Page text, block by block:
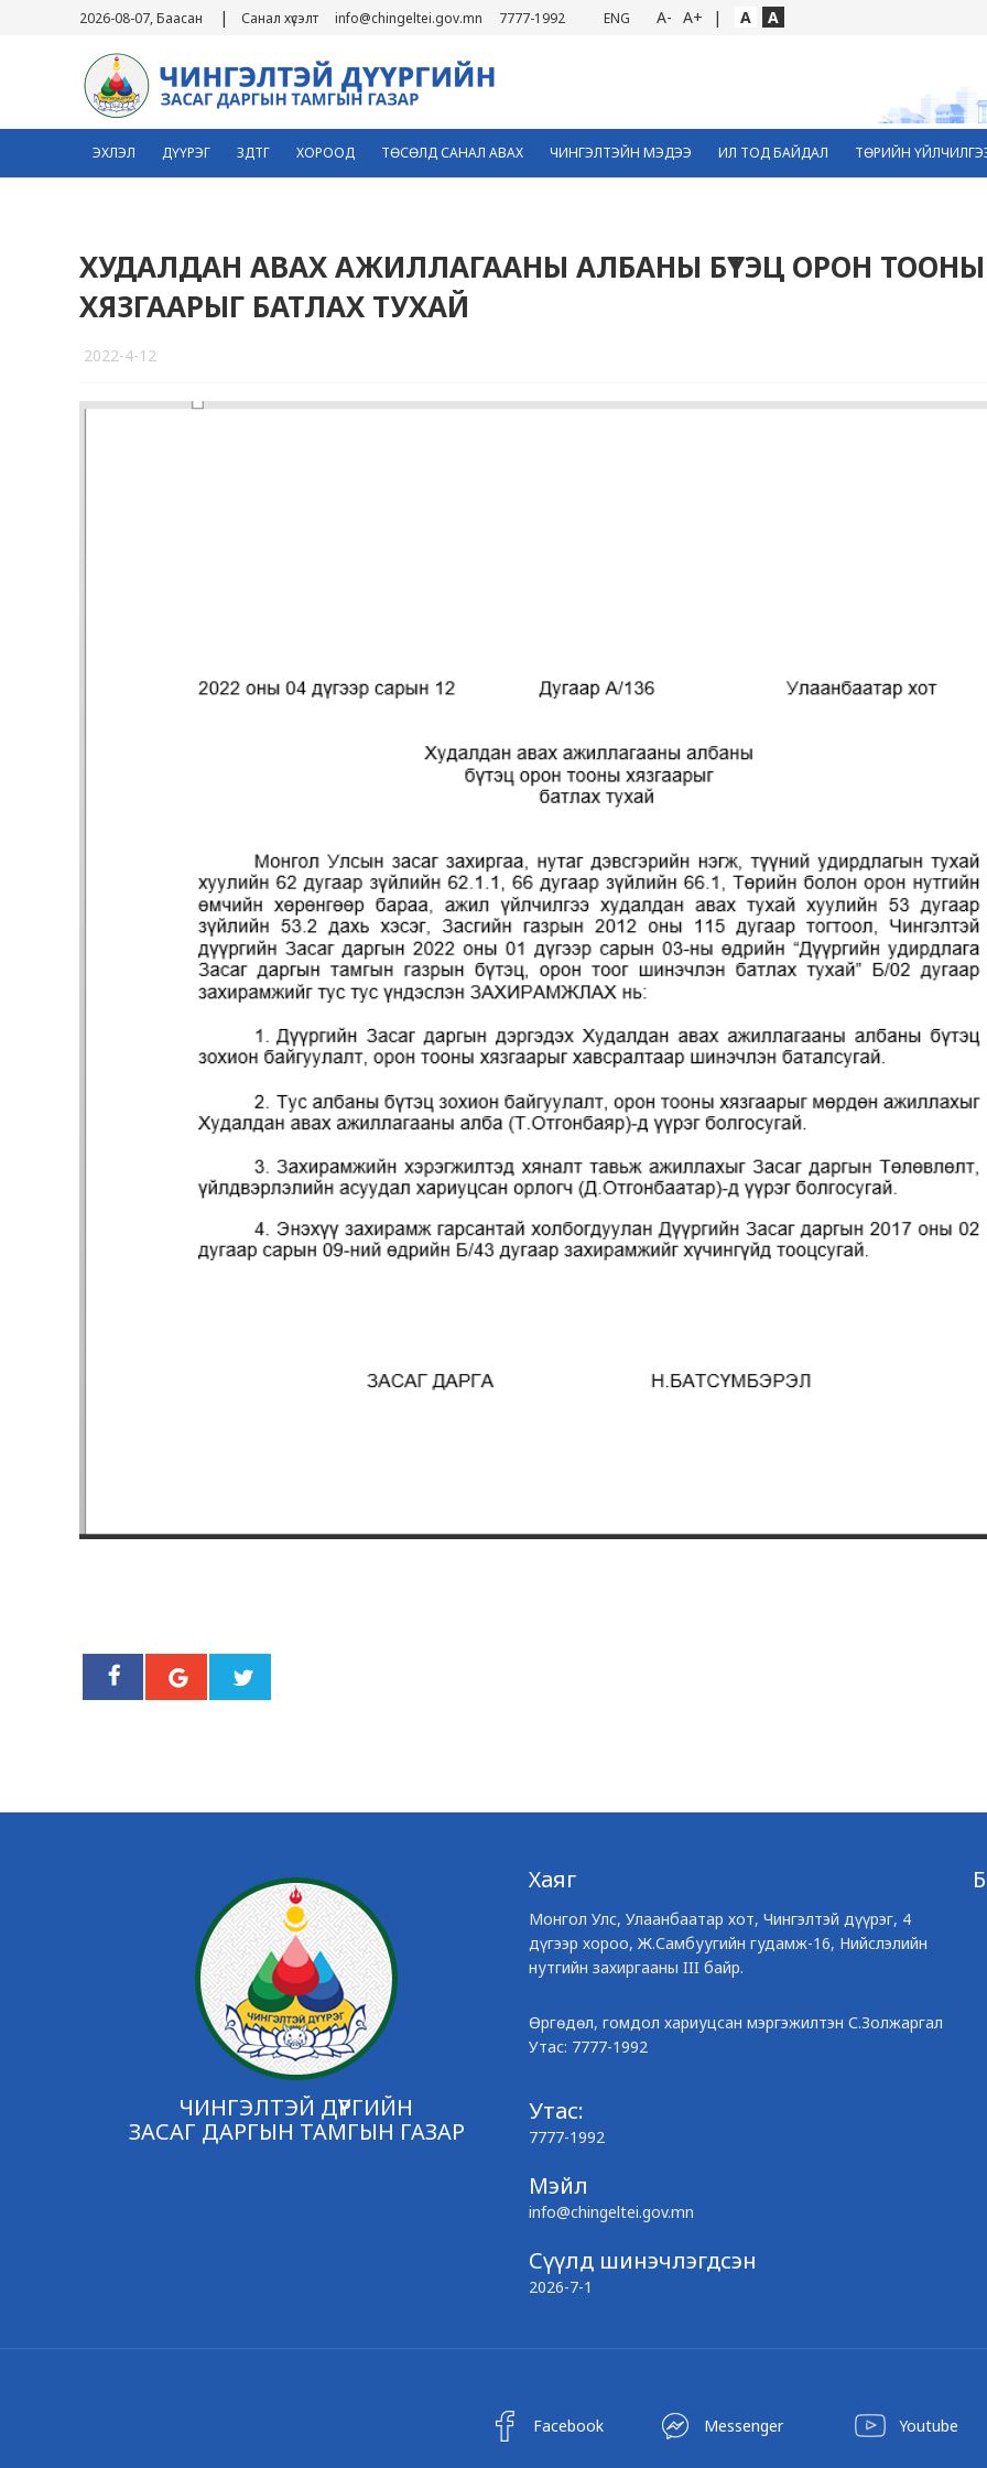
2026-08-07, Баасан | Санал хүсэлт info@chingeltei.gov.mn 7777-1992 ENG A- A+ | A A
ЭХЛЭЛ ДҮҮРЭГ ЗДТГ ХОРООД ТӨСӨЛД САНАЛ АВАХ ЧИНГЭЛТЭЙН МЭДЭЭ ИЛ ТОД БАЙДАЛ ТӨРИЙН
ХУДАЛДАН АВАХ АЖИЛЛАГААНЫ АЛБАНЫ БҮТЭЦ ОРОН ТООНЫ
ХЯЗГААРЫГ БАТЛАХ ТУХАЙ
2022-4-12
ЧИНГЭЛТЭЙ ДҮҮРГИЙН
ЗАСАГ ДАРГЫН ТАМГЫН ГАЗАР
Хаяг
Монгол Улс, Улаанбаатар хот, Чингэлтэй дүүрэг, 4
дүгээр хороо, Ж.Самбуугийн гудамж-16, Нийслэлийн
нутгийн захиргааны III байр.
Өргөдөл, гомдол хариуцсан мэргэжилтэн С.Золжаргал
Утас: 7777-1992
Утас:
7777-1992
Мэйл
info@chingeltei.gov.mn
Сүүлд шинэчлэгдсэн
2026-7-1
Facebook Messenger Youtube